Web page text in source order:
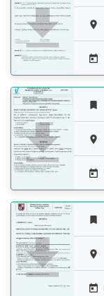
 








